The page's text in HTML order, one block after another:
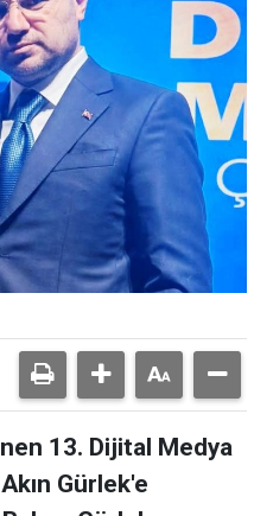
13. Dijital Medya
Gürlek'e